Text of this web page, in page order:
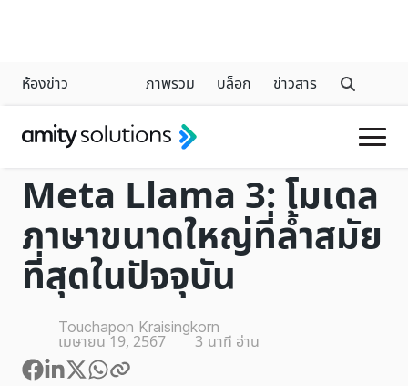
ห้องข่าว ภาพรวม บล็อก ข่าวสาร
GENERATIVE AI
Meta Llama 3: โมเดล
ภาษาขนาดใหญ่ที่ล้ำสมัย
ที่สุดในปัจจุบัน
Touchapon Kraisingkorn
เมษายน 19, 2567 3 นาที อ่าน